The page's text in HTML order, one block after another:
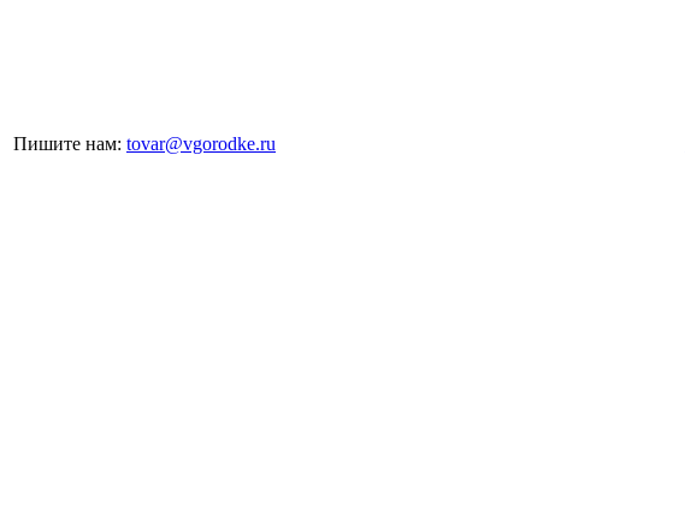
Пишите нам: tovar@vgorodke.ru